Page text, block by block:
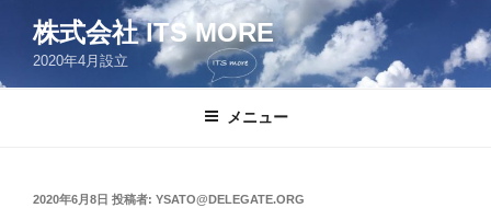
ン
株式会社 ITS MORE
2020年4月設立
メニュー
投
2020年6月8日 投稿者: YSATO@DELEGATE.ORG